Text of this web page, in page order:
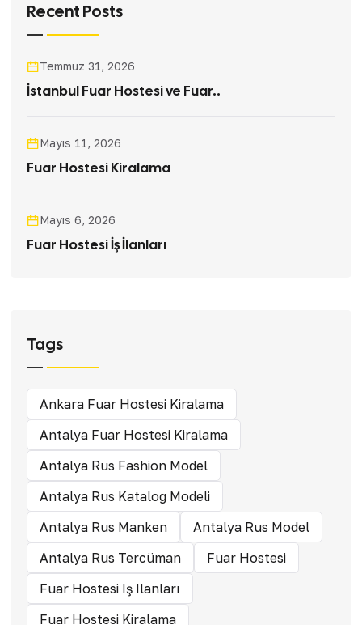
Recent Posts
Temmuz 31, 2026
İstanbul Fuar Hostesi ve Fuar..
Mayıs 11, 2026
Fuar Hostesi Kiralama
Mayıs 6, 2026
Fuar Hostesi İş İlanları
Tags
Ankara Fuar Hostesi Kiralama
Antalya Fuar Hostesi Kiralama
Antalya Rus Fashion Model
Antalya Rus Katalog Modeli
Antalya Rus Manken
Antalya Rus Model
Antalya Rus Tercüman
Fuar Hostesi
Fuar Hostesi Iş Ilanları
Fuar Hostesi Kiralama